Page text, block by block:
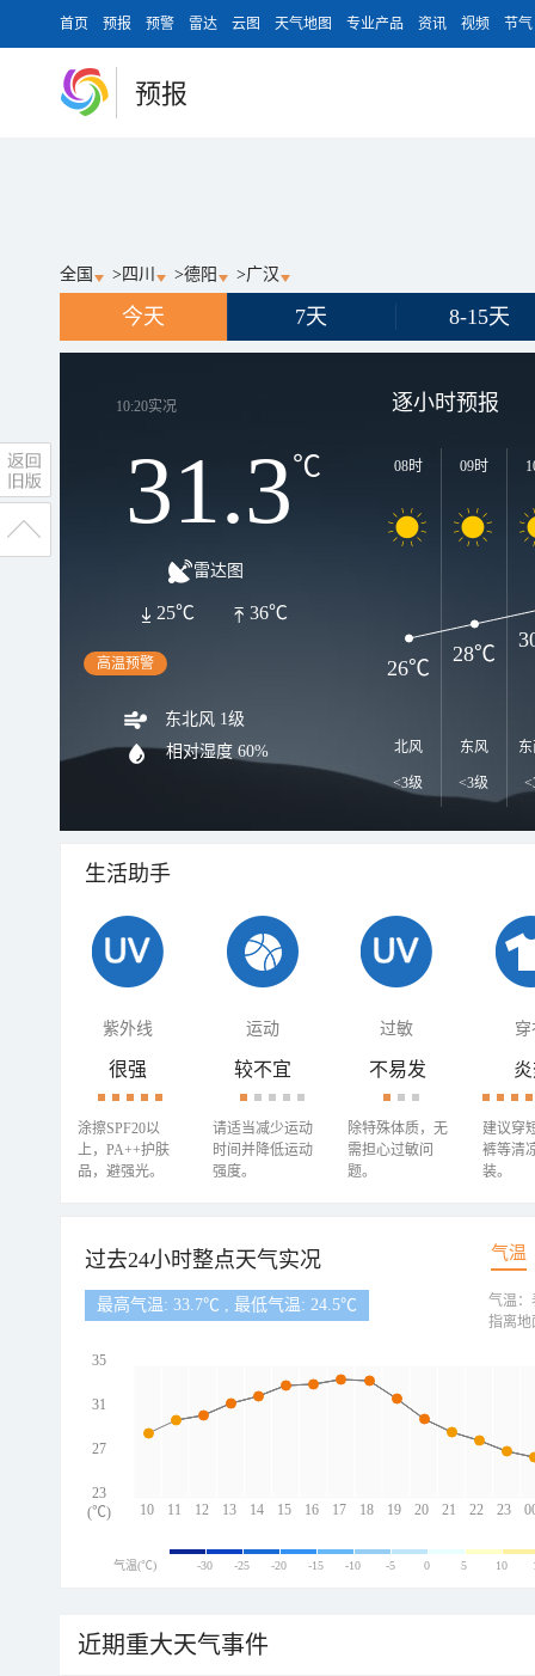
首页 预报 预警 雷达 云图 天气地图 专业产品 资讯 视频 节气
预报
全国 > 四川 >德阳 >广汉
今天 7天 8-15天
10:20实况
31.3℃
雷达图
36℃
25℃
高温预警
东北风 1级
相对湿度 60%
逐小时预报
08时
北风
<3级
09时
东风
<3级
26℃
28℃
生活助手
紫外线 运动 过敏 穿
很强
涂擦SPF20以
上，PA++护肤
品，避强光。
较不宜
请适当减少运动
时间并降低运动
强度。
不易发
除特殊体质，无
需担心过敏问
题。
建议穿
裤等清
装。
过去24小时整点天气实况 气温
最高气温: 33.7℃ , 最低气温: 24.5℃
10 11 12 13 14 15 16 17 18 19 20 21 22 23
35
31
27
23
(℃)
气温：
指离地
气温(℃) -30 -25 -20 -15 -10 -5 0 5 10
近期重大天气事件